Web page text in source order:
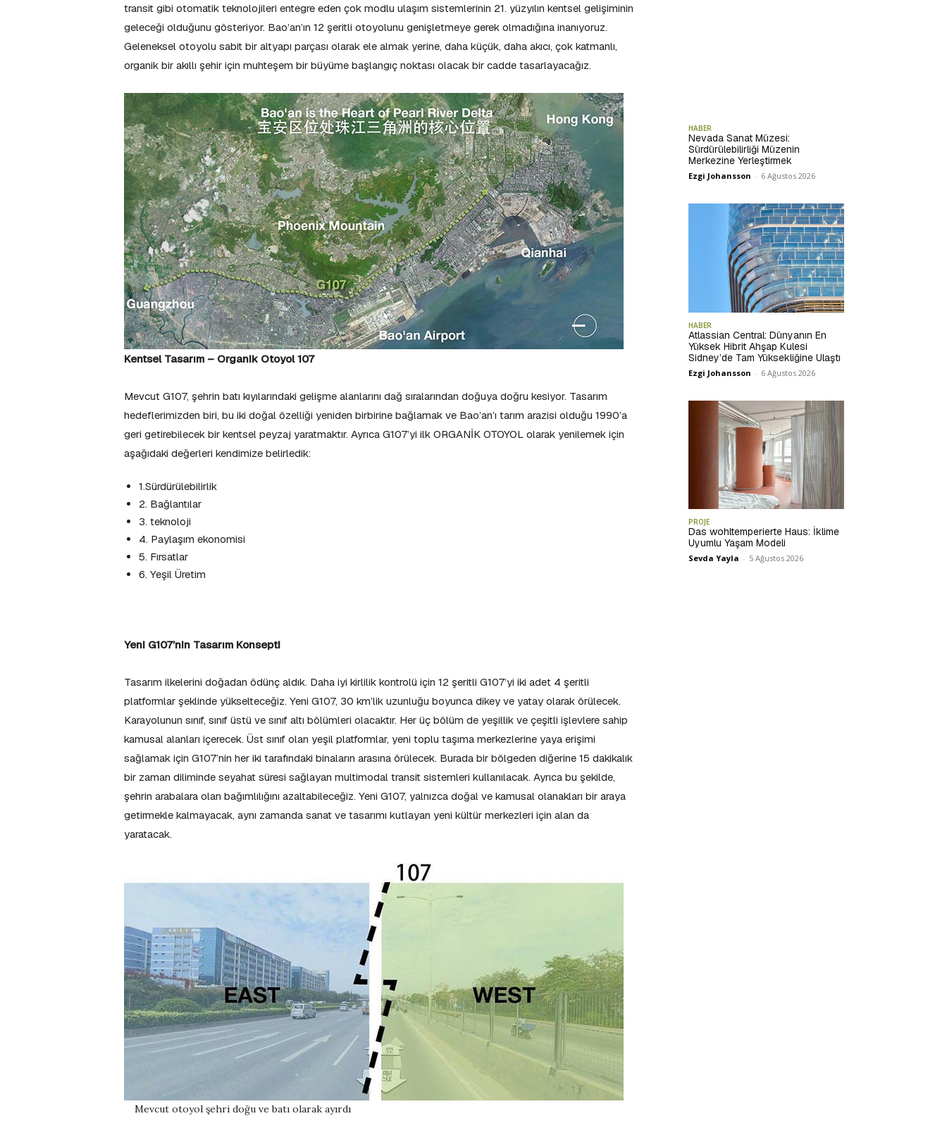
transit gibi otomatik teknolojileri entegre eden çok modlu ulaşım sistemlerinin 21. yüzyılın kentsel gelişiminin
geleceği olduğunu gösteriyor. Bao’an’ın 12 şeritli otoyolunu genişletmeye gerek olmadığına inanıyoruz.
Geleneksel otoyolu sabit bir altyapı parçası olarak ele almak yerine, daha küçük, daha akıcı, çok katmanlı,
organik bir akıllı şehir için muhteşem bir büyüme başlangıç ​​noktası olacak bir cadde tasarlayacağız.
Kentsel Tasarım – Organik Otoyol 107
Mevcut G107, şehrin batı kıyılarındaki gelişme alanlarını dağ sıralarından doğuya doğru kesiyor. Tasarım
hedeflerimizden biri, bu iki doğal özelliği yeniden birbirine bağlamak ve Bao’an’ı tarım arazisi olduğu 1990’a
geri getirebilecek bir kentsel peyzaj yaratmaktır. Ayrıca G107’yi ilk ORGANİK OTOYOL olarak yenilemek için
aşağıdaki değerleri kendimize belirledik:
1.Sürdürülebilirlik
2. Bağlantılar
3. teknoloji
4. Paylaşım ekonomisi
5. Fırsatlar
6. Yeşil Üretim
Yeni G107’nin Tasarım Konsepti
Tasarım ilkelerini doğadan ödünç aldık. Daha iyi kirlilik kontrolü için 12 şeritli G107’yi iki adet 4 şeritli
platformlar şeklinde yükselteceğiz. Yeni G107, 30 km’lik uzunluğu boyunca dikey ve yatay olarak örülecek.
Karayolunun sınıf, sınıf üstü ve sınıf altı bölümleri olacaktır. Her üç bölüm de yeşillik ve çeşitli işlevlere sahip
kamusal alanları içerecek. Üst sınıf olan yeşil platformlar, yeni toplu taşıma merkezlerine yaya erişimi
sağlamak için G107’nin her iki tarafındaki binaların arasına örülecek. Burada bir bölgeden diğerine 15 dakikalık
bir zaman diliminde seyahat süresi sağlayan multimodal transit sistemleri kullanılacak. Ayrıca bu şekilde,
şehrin arabalara olan bağımlılığını azaltabileceğiz. Yeni G107, yalnızca doğal ve kamusal olanakları bir araya
getirmekle kalmayacak, aynı zamanda sanat ve tasarımı kutlayan yeni kültür merkezleri için alan da
yaratacak.
Mevcut otoyol şehri doğu ve batı olarak ayırdı
HABER
Nevada Sanat Müzesi:
Sürdürülebilirliği Müzenin
Merkezine Yerleştirmek
Ezgi Johansson - 6 Ağustos 2026
HABER
Atlassian Central: Dünyanın En
Yüksek Hibrit Ahşap Kulesi
Sidney’de Tam Yüksekliğine Ulaştı
Ezgi Johansson - 6 Ağustos 2026
PROJE
Das wohltemperierte Haus: İklime
Uyumlu Yaşam Modeli
Sevda Yayla - 5 Ağustos 2026